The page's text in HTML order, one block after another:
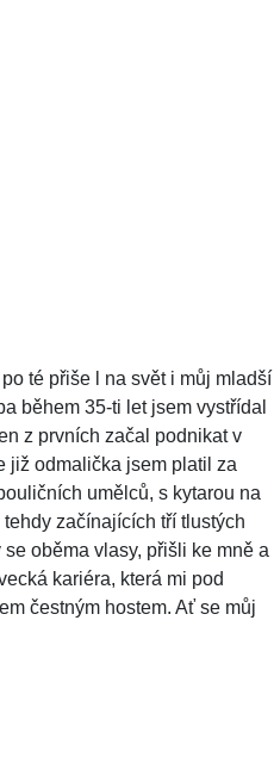
té přiše l na svět i můj mladší
během 35-ti let jsem vystřídal
z prvních začal podnikat v
již odmalička jsem platil za
umělců, s kytarou na
začínajících tří tlustých
oběma vlasy, přišli ke mně a
kariéra, která mi pod
čestným hostem. Ať se můj